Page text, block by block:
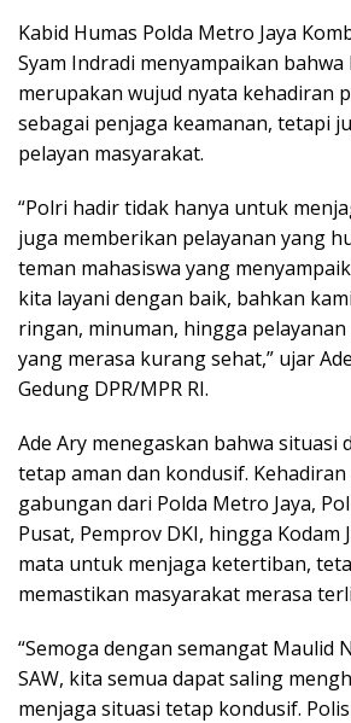
Kabid Humas Polda Metro Jaya
Syam Indradi menyampaikan
merupakan wujud nyata kehadiran
sebagai penjaga keamanan, tetapi
pelayan masyarakat.
“Polri hadir tidak hanya untuk
juga memberikan pelayanan yang
teman mahasiswa yang
kita layani dengan baik, bahkan
ringan, minuman, hingga pelayanan
yang merasa kurang sehat,” ujar
Gedung DPR/MPR RI.
Ade Ary menegaskan bahwa situasi
tetap aman dan kondusif.
gabungan dari Polda Metro Jaya,
Pusat, Pemprov DKI, hingga Kodam
mata untuk menjaga ketertiban,
memastikan masyarakat merasa
“Semoga dengan semangat Maulid
SAW, kita semua dapat saling
menjaga situasi tetap kondusif.